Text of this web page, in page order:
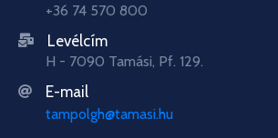
+36 74 570 800
Levélcím
H - 7090 Tamási, Pf. 129.
E-mail
tampolgh@tamasi.hu